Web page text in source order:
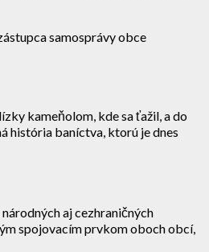
samosprávy obce
kameňolom, kde sa ťažil, a do
história baníctva, ktorú je dnes
aj cezhraničných
spojovacím prvkom oboch obcí,